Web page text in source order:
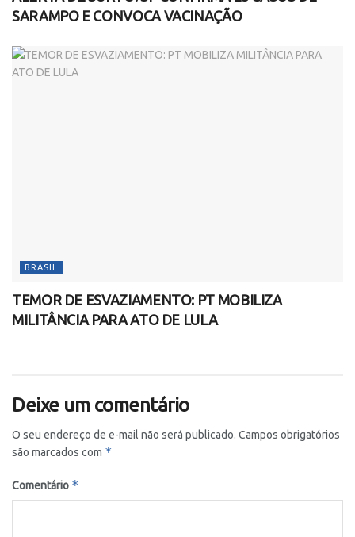
SARAMPO E CONVOCA VACINAÇÃO
BRASIL
TEMOR DE ESVAZIAMENTO: PT MOBILIZA
MILITÂNCIA PARA ATO DE LULA
Deixe um comentário
O seu endereço de e-mail não será publicado. Campos obrigatórios
são marcados com *
Comentário *